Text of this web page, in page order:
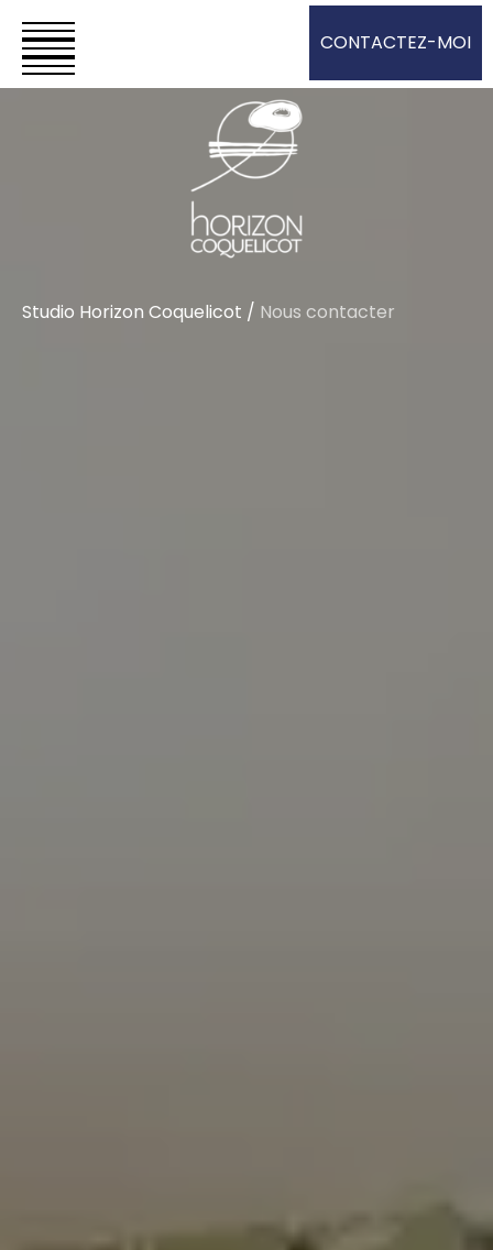
CONTACTEZ-MOI
Studio Horizon Coquelicot / Nous contacter